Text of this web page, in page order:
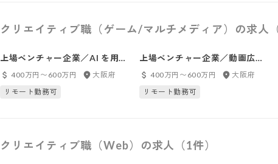
クリエイティブ職（ゲーム/マルチメディア）の求人（
上場ベンチャー企業／AI を用い
た映像制作ができるクリエイタ
400万円〜600万円
大阪府
リモート勤務可
上場ベンチャー企業／動画広告
等の制作を担う、映像ディレク
400万円〜600万円
大阪府
リモート勤務可
クリエイティブ職（Web）の求人（1件）